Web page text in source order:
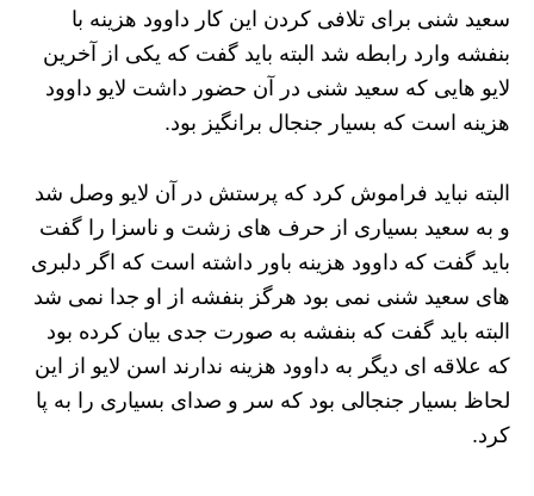
سعید شنی برای تلافی کردن این کار داوود هزینه با
بنفشه وارد رابطه شد البته باید گفت که یکی از آخرین
لایو هایی که سعید شنی در آن حضور داشت لایو داوود
هزینه است که بسیار جنجال برانگیز بود.
البته نباید فراموش کرد که پرستش در آن لایو وصل شد
و به سعید بسیاری از حرف های زشت و ناسزا را گفت
باید گفت که داوود هزینه باور داشته است که اگر دلبری
های سعید شنی نمی بود هرگز بنفشه از او جدا نمی شد
البته باید گفت که بنفشه به صورت جدی بیان کرده بود
که علاقه ای دیگر به داوود هزینه ندارند اسن لایو از این
لحاظ بسیار جنجالی بود که سر و صدای بسیاری را به پا
کرد.